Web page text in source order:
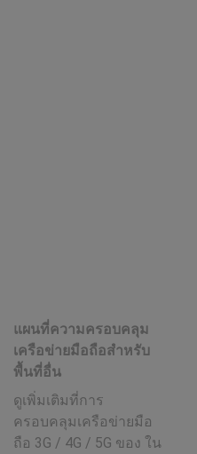
แผนที่ความครอบคลุม
เครือข่ายมือถือสำหรับ
พื้นที่อื่น
ดูเพิ่มเติมที่การ
ครอบคลุมเครือข่ายมือ
ถือ 3G / 4G / 5G ของ ใน